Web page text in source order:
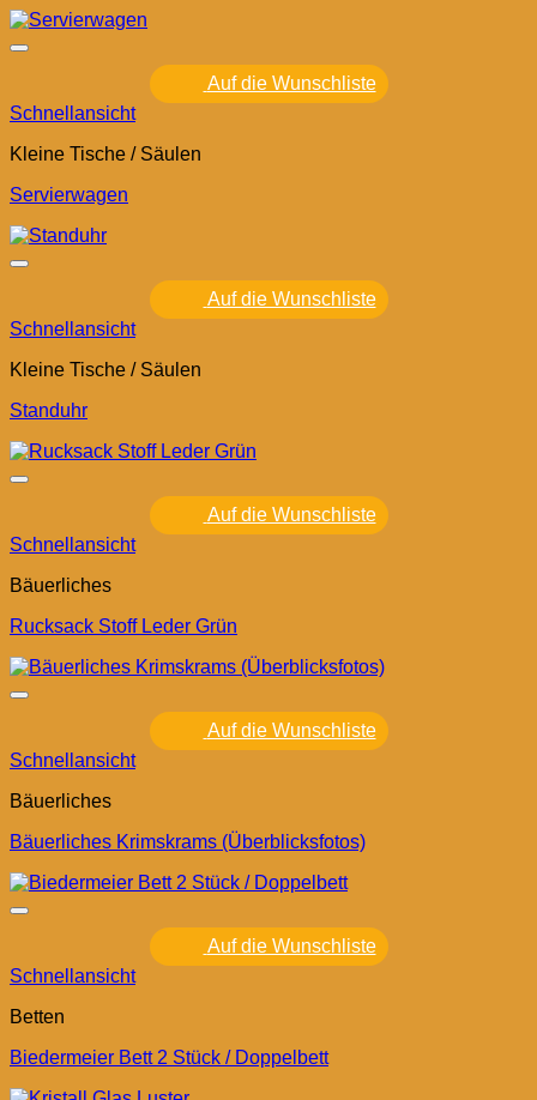
Auf die Wunschliste
Schnellansicht
Kleine Tische / Säulen
Servierwagen
Auf die Wunschliste
Schnellansicht
Kleine Tische / Säulen
Standuhr
Auf die Wunschliste
Schnellansicht
Bäuerliches
Rucksack Stoff Leder Grün
Auf die Wunschliste
Schnellansicht
Bäuerliches
Bäuerliches Krimskrams (Überblicksfotos)
Auf die Wunschliste
Schnellansicht
Betten
Biedermeier Bett 2 Stück / Doppelbett